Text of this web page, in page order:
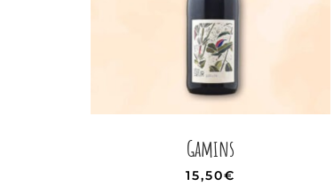
Gamins
15,50€